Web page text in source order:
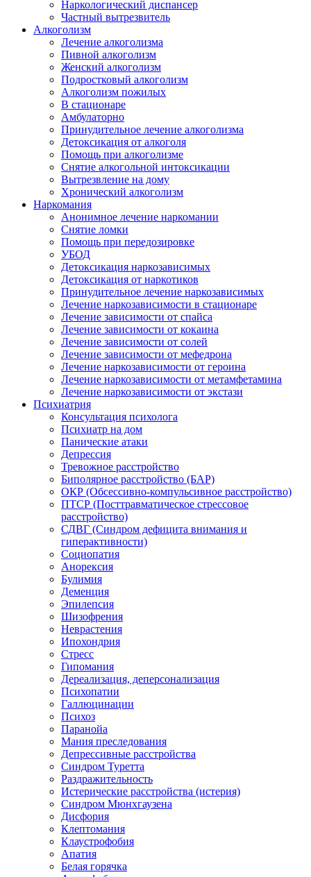
Наркологический диспансер
Частный вытрезвитель
Алкоголизм
Лечение алкоголизма
Пивной алкоголизм
Женский алкоголизм
Подростковый алкоголизм
Алкоголизм пожилых
В стационаре
Амбулаторно
Принудительное лечение алкоголизма
Детоксикация от алкоголя
Помощь при алкоголизме
Снятие алкогольной интоксикации
Вытрезвление на дому
Хронический алкоголизм
Наркомания
Анонимное лечение наркомании
Снятие ломки
Помощь при передозировке
УБОД
Детоксикация наркозависимых
Детоксикация от наркотиков
Принудительное лечение наркозависимых
Лечение наркозависимости в стационаре
Лечение зависимости от спайса
Лечение зависимости от кокаина
Лечение зависимости от солей
Лечение зависимости от мефедрона
Лечение наркозависимости от героина
Лечение наркозависимости от метамфетамина
Лечение наркозависимости от экстази
Психиатрия
Консультация психолога
Психиатр на дом
Панические атаки
Депрессия
Тревожное расстройство
Биполярное расстройство (БАР)
ОКР (Обсессивно-компульсивное расстройство)
ПТСР (Посттравматическое стрессовое
расстройство)
СДВГ (Синдром дефицита внимания и
гиперактивности)
Социопатия
Анорексия
Булимия
Деменция
Эпилепсия
Шизофрения
Неврастения
Ипохондрия
Стресс
Гипомания
Дереализация, деперсонализация
Психопатии
Галлюцинации
Психоз
Паранойа
Мания преследования
Депрессивные расстройства
Синдром Туретта
Раздражительность
Истерические расстройства (истерия)
Синдром Мюнхгаузена
Дисфория
Клептомания
Клаустрофобия
Апатия
Белая горячка